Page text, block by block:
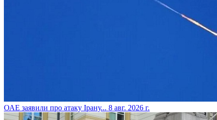
​ОАЕ заявили про атаку Ірану... 8 авг. 2026 г.